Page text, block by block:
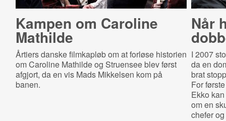
Kampen om Caroline
Mathilde
Årtiers danske filmkapløb om at forløse historien
om Caroline Mathilde og Struensee blev først
afgjort, da en vis Mads Mikkelsen kom på
banen.
Når
I 2007
da en
brat
For
Ekko
om en
chefer